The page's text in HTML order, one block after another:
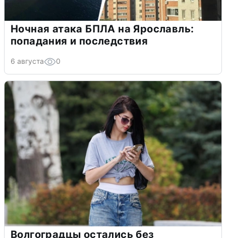
Ночная атака БПЛА на Ярославль:
попадания и последствия
6 августа 0
Волгоградцы остались без